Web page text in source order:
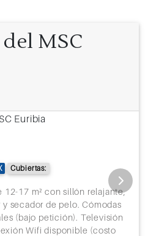
MSC
Cubiertas:
17 m² con sillón relajante,
secador de pelo. Cómodas
(bajo petición). Televisión
Wifi disponible (costo